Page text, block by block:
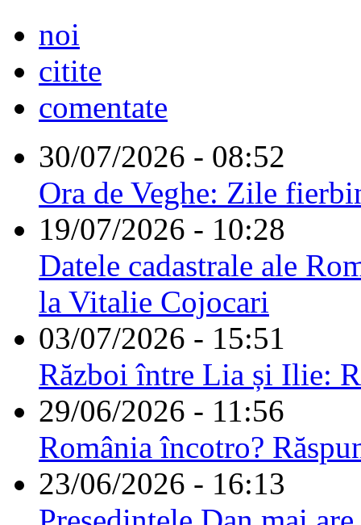
noi
citite
comentate
30/07/2026 - 08:52
Ora de Veghe: Zile
19/07/2026 - 10:28
Datele cadastrale ale
la Vitalie Cojocari
03/07/2026 - 15:51
Război între Lia și Ilie:
29/06/2026 - 11:56
România încotro?
23/06/2026 - 16:13